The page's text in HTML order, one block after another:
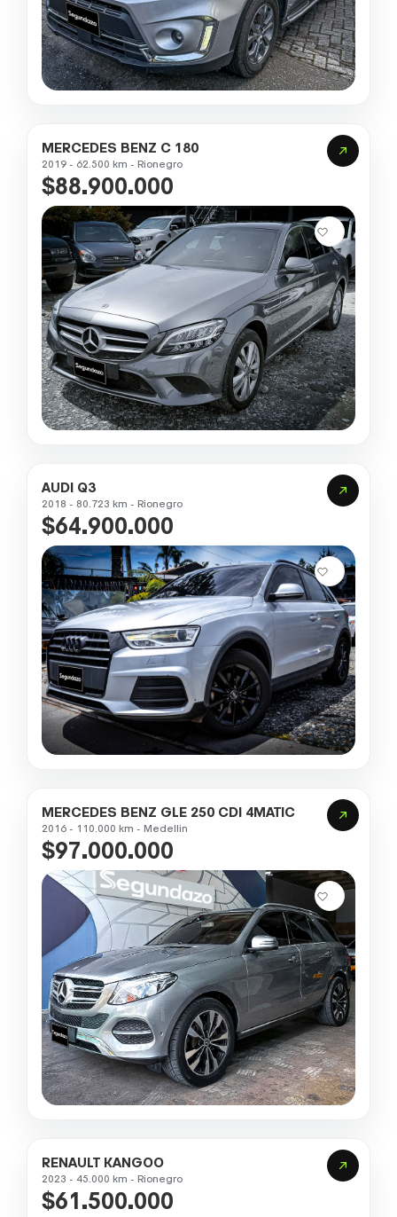
MERCEDES BENZ C 180
2019 - 62.500 km - Rionegro
$88.900.000
AUDI Q3
2018 - 80.723 km - Rionegro
$64.900.000
MERCEDES BENZ GLE 250 CDI 4MATIC
2016 - 110.000 km - Medellin
$97.000.000
RENAULT KANGOO
2023 - 45.000 km - Rionegro
$61.500.000